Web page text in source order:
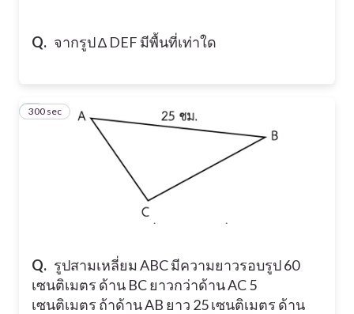
Q. จากรูป ∆ DEF มีพื้นที่เท่าใด
Q. รูปสามเหลี่ยม ABC มีความยาวรอบรูป 60
เซนติเมตร ด้าน BC ยาวกว่าด้าน AC 5
เซนติเมตร ถ้าด้าน AB ยาว 25 เซนติเมตร ด้าน
9
300 sec